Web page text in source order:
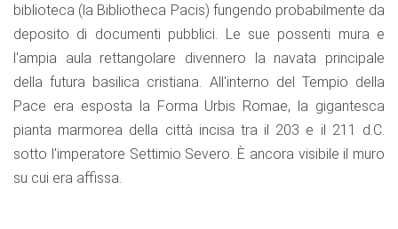
biblioteca (la Bibliotheca Pacis) fungendo probabilmente da
deposito di documenti pubblici. Le sue possenti mura e
l'ampia aula rettangolare divennero la navata principale
della futura basilica cristiana. All'interno del Tempio della
Pace era esposta la Forma Urbis Romae, la gigantesca
pianta marmorea della città incisa tra il 203 e il 211 d.C.
sotto l'imperatore Settimio Severo. È ancora visibile il muro
su cui era affissa.